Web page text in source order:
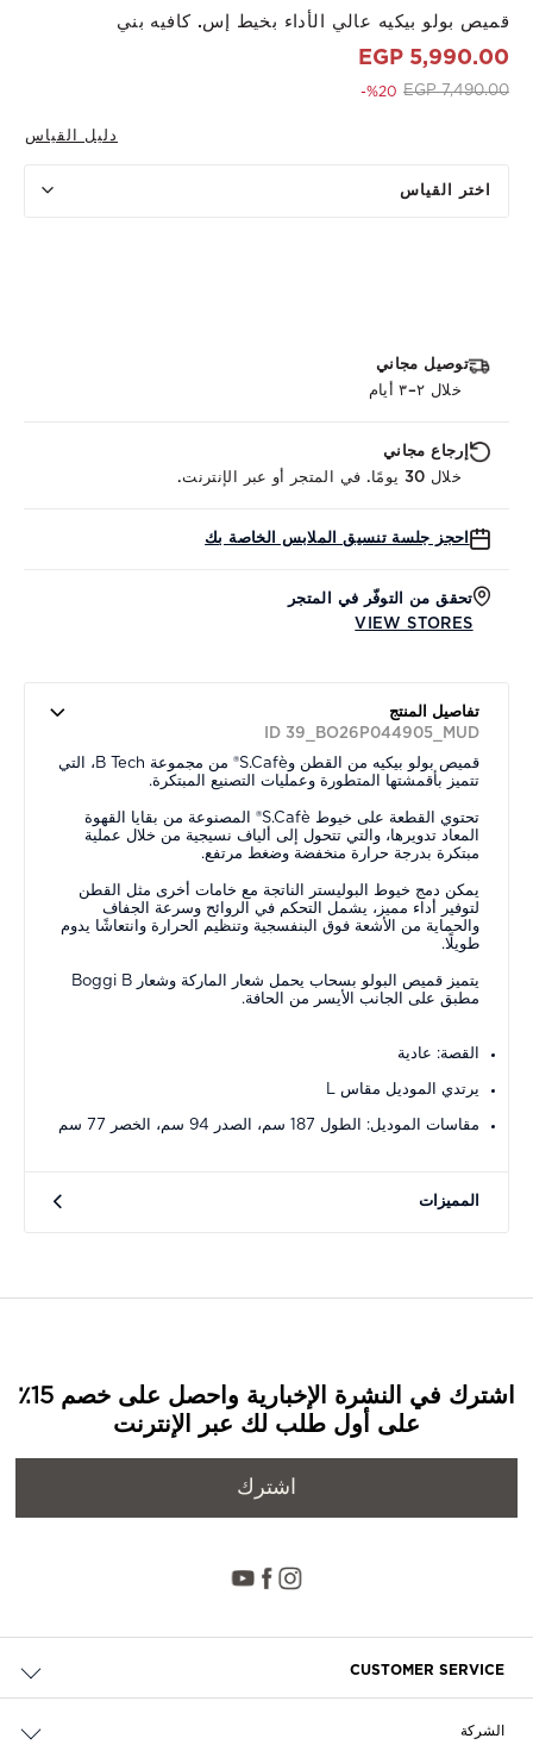
قميص بولو بيكيه عالي الأداء بخيط إس. كافيه بني
5,990.00 EGP
Price reduced from
7,490.00 EGP
to 5,990.00 EGP
%20-
دليل القياس
اختر القياس
توصيل مجاني
خلال ٢–٣ أيام
إرجاع مجاني
خلال 30 يومًا. في المتجر أو عبر الإنترنت.
احجز جلسة تنسيق الملابس الخاصة بك
تحقق من التوفّر في المتجر
VIEW STORES
تفاصيل المنتج
ID 39_BO26P044905_MUD
قميص بولو بيكيه من القطن وS.Cafè® من مجموعة B Tech، التي
تتميز بأقمشتها المتطورة وعمليات التصنيع المبتكرة.
تحتوي القطعة على خيوط S.Cafè® المصنوعة من بقايا القهوة
المعاد تدويرها، والتي تتحول إلى ألياف نسيجية من خلال عملية
مبتكرة بدرجة حرارة منخفضة وضغط مرتفع.
يمكن دمج خيوط البوليستر الناتجة مع خامات أخرى مثل القطن
لتوفير أداء مميز، يشمل التحكم في الروائح وسرعة الجفاف
والحماية من الأشعة فوق البنفسجية وتنظيم الحرارة وانتعاشًا يدوم
طويلًا.
يتميز قميص البولو بسحاب يحمل شعار الماركة وشعار Boggi B
مطبق على الجانب الأيسر من الحافة.
القصة: عادية
يرتدي الموديل مقاس L
مقاسات الموديل: الطول 187 سم، الصدر 94 سم، الخصر 77 سم
المميزات
اشترك في النشرة الإخبارية واحصل على خصم 15٪
على أول طلب لك عبر الإنترنت
اشترك
CUSTOMER SERVICE
الشركة